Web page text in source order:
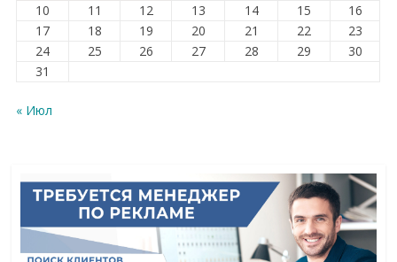
10
11 12 13 14 15
16
17
18 19 20 21 22
23
24
25 26 27 28 29
30
31
« Июл